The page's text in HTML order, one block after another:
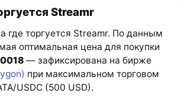
Streamr
где торгуется Streamr. По данным
оптимальная цена для покупки
— зафиксирована на бирже
при максимальном торговом
USDC (500 USD).